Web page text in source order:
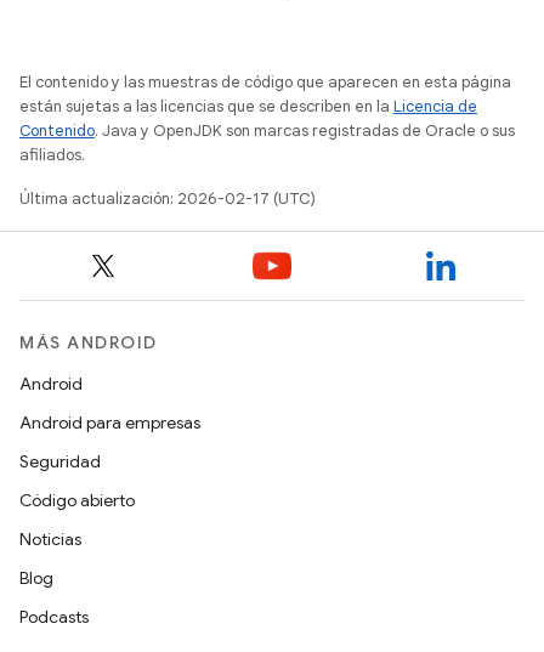
El contenido y las muestras de código que aparecen en esta página
están sujetas a las licencias que se describen en la Licencia de
Contenido. Java y OpenJDK son marcas registradas de Oracle o sus
afiliados.
Última actualización: 2026-02-17 (UTC)
MÁS ANDROID
Android
Android para empresas
Seguridad
Código abierto
Noticias
Blog
Podcasts